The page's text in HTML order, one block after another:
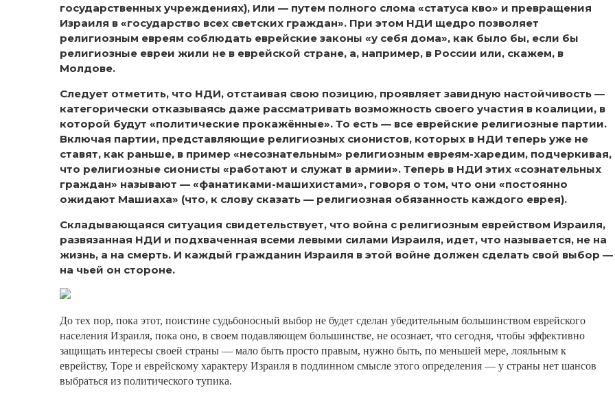
государственных учреждениях), Или — путем полного слома «статуса кво» и превращения
Израиля в «государство всех светских граждан». При этом НДИ щедро позволяет
религиозным евреям соблюдать еврейские законы «у себя дома», как было бы, если бы
религиозные евреи жили не в еврейской стране, а, например, в России или, скажем, в
Молдове.
Следует отметить, что НДИ, отстаивая свою позицию, проявляет завидную настойчивость —
категорически отказываясь даже рассматривать возможность своего участия в коалиции, в
которой будут «политические прокажённые». То есть — все еврейские религиозные партии.
Включая партии, представляющие религиозных сионистов, которых в НДИ теперь уже не
ставят, как раньше, в пример «несознательным» религиозным евреям-харедим, подчеркивая,
что религиозные сионисты «работают и служат в армии». Теперь в НДИ этих «сознательных
граждан» называют — «фанатиками-машихистами», говоря о том, что они «постоянно
ожидают Машиаха» (что, к слову сказать — религиозная обязанность каждого еврея).
Складывающаяся ситуация свидетельствует, что война с религиозным еврейством Израиля,
развязанная НДИ и подхваченная всеми левыми силами Израиля, идет, что называется, не на
жизнь, а на смерть. И каждый гражданин Израиля в этой войне должен сделать свой выбор —
на чьей он стороне.
До тех пор, пока этот, поистине судьбоносный выбор не будет сделан убедительным большинством еврейского
населения Израиля, пока оно, в своем подавляющем большинстве, не осознает, что сегодня, чтобы эффективно
защищать интересы своей страны — мало быть просто правым, нужно быть, по меньшей мере, лояльным к
еврейству, Торе и еврейскому характеру Израиля в подлинном смысле этого определения — у страны нет шансов
выбраться из политического тупика.